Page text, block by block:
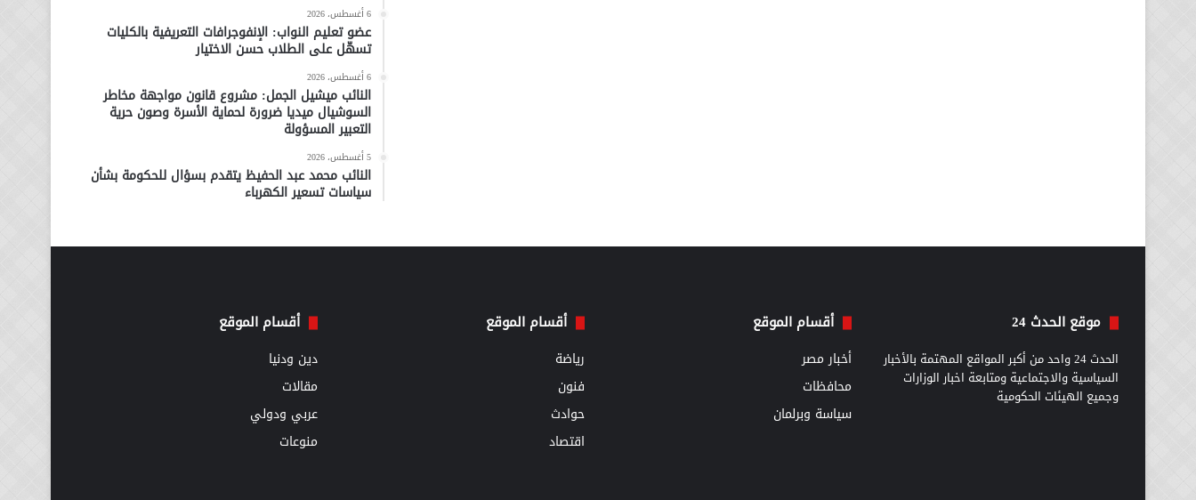
6 أغسطس، 2026
عضو تعليم النواب: الإنفوجرافات التعريفية بالكليات
تسهّل على الطلاب حسن الاختيار
6 أغسطس، 2026
النائب ميشيل الجمل: مشروع قانون مواجهة مخاطر
السوشيال ميديا ضرورة لحماية الأسرة وصون حرية
التعبير المسؤولة
5 أغسطس، 2026
النائب محمد عبد الحفيظ يتقدم بسؤال للحكومة بشأن
سياسات تسعير الكهرباء
موقع الحدث 24
الحدث 24 واحد من أكبر المواقع المهتمة بالأخبار
السياسية والاجتماعية ومتابعة اخبار الوزارات
وجميع الهيئات الحكومية
أقسام الموقع
أخبار مصر
محافظات
سياسة وبرلمان
أقسام الموقع
رياضة
فنون
حوادث
اقتصاد
أقسام الموقع
دين ودنيا
مقالات
عربي ودولي
منوعات